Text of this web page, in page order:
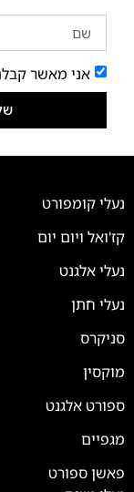
אני מאשר
נעלי קומפורט
קז'ואל ויום יום
נעלי אלגנט
נעלי חתן
סניקרס
מוקסין
ספורט אלגנט
מגפיים
פאשן ספורט
💬